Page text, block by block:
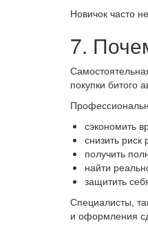
Новичок часто
7.
покупки битого
сэкономить
снизить риск
получить
найти
защитить
Специалисты,
и оформления